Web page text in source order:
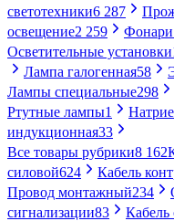
светотехники6 287
освещение2 259 Фонари
Осветительные установки
Лампа галогенная58
Лампы специальные298
Ртутные лампы1
индукционная33
Все товары рубрики8 162
силовой624 Кабель
Провод монтажный234
сигнализации83 Кабель